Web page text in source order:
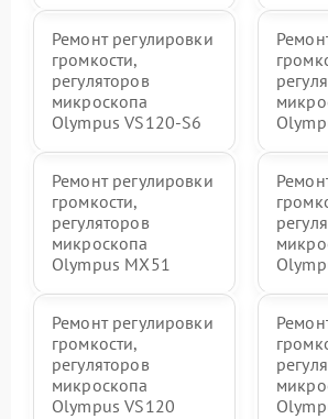
Ремонт регулировки
громкости,
регуляторов
микроскопа
Olympus VS120-S6
Ремонт регулировки
громкости,
регуляторов
микроскопа
Olympus MX51
Ремонт регулировки
громкости,
регуляторов
микроскопа
Olympus VS120